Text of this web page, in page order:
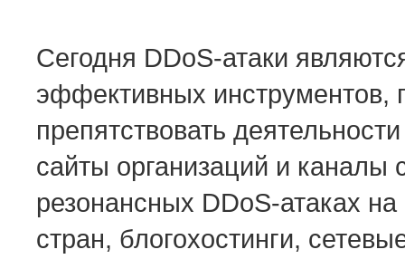
Сегодня DDoS-атаки
эффективных инструментов,
препятствовать
сайты организаций и
резонансных DDoS-атаках
стран, блогохостинги,